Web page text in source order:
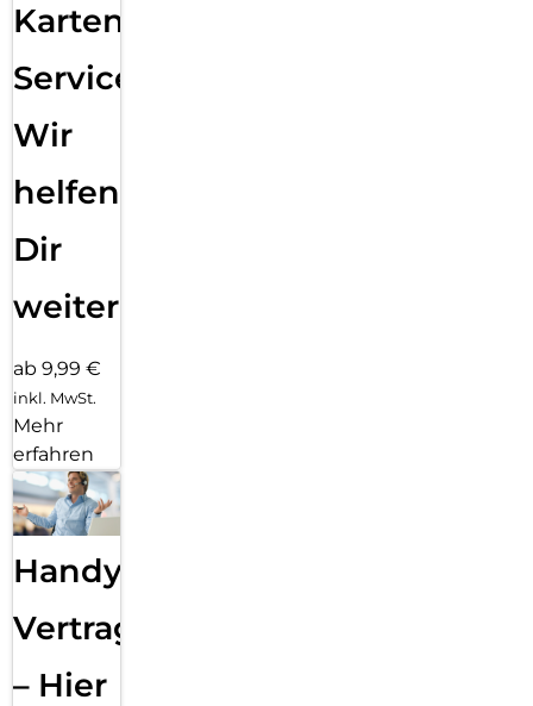
Karten
Service:
Wir
helfen
Dir
weiter
ab 9,99 €
inkl. MwSt.
Mehr
erfahren
Handy
Vertragsabwicklung
– Hier